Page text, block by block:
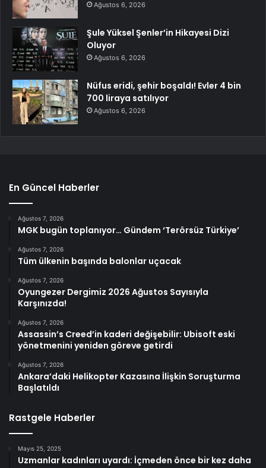
Ağustos 6, 2026
Şule Yüksel Şenler’in Hikayesi Dizi
Oluyor
Ağustos 6, 2026
Nüfus eridi, şehir boşaldı! Evler 4 bin
700 liraya satılıyor
Ağustos 6, 2026
En Güncel Haberler
Ağustos 7, 2026
MGK bugün toplanıyor… Gündem ‘Terörsüz Türkiye’
Ağustos 7, 2026
Tüm ülkenin başında balonlar uçacak
Ağustos 7, 2026
Oyungezer Dergimiz 2026 Ağustos Sayısıyla
Karşınızda!
Ağustos 7, 2026
Assassin’s Creed’in kaderi değişebilir: Ubisoft eski
yönetmenini yeniden göreve getirdi
Ağustos 7, 2026
Ankara’daki Helikopter Kazasına İlişkin Soruşturma
Başlatıldı
Rastgele Haberler
Mayıs 25, 2025
Uzmanlar kadınları uyardı: İçmeden önce bir kez daha